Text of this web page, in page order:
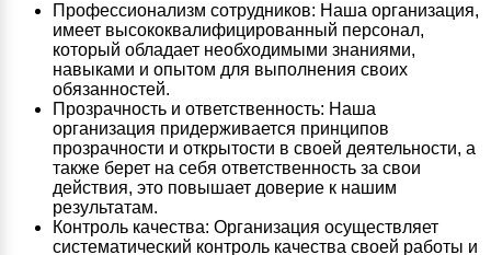
Профессионализм сотрудников: Наша организация,
имеет высококвалифицированный персонал,
который обладает необходимыми знаниями,
навыками и опытом для выполнения своих
обязанностей.
Прозрачность и ответственность: Наша
организация придерживается принципов
прозрачности и открытости в своей деятельности, а
также берет на себя ответственность за свои
действия, это повышает доверие к нашим
результатам.
Контроль качества: Организация осуществляет
систематический контроль качества своей работы и